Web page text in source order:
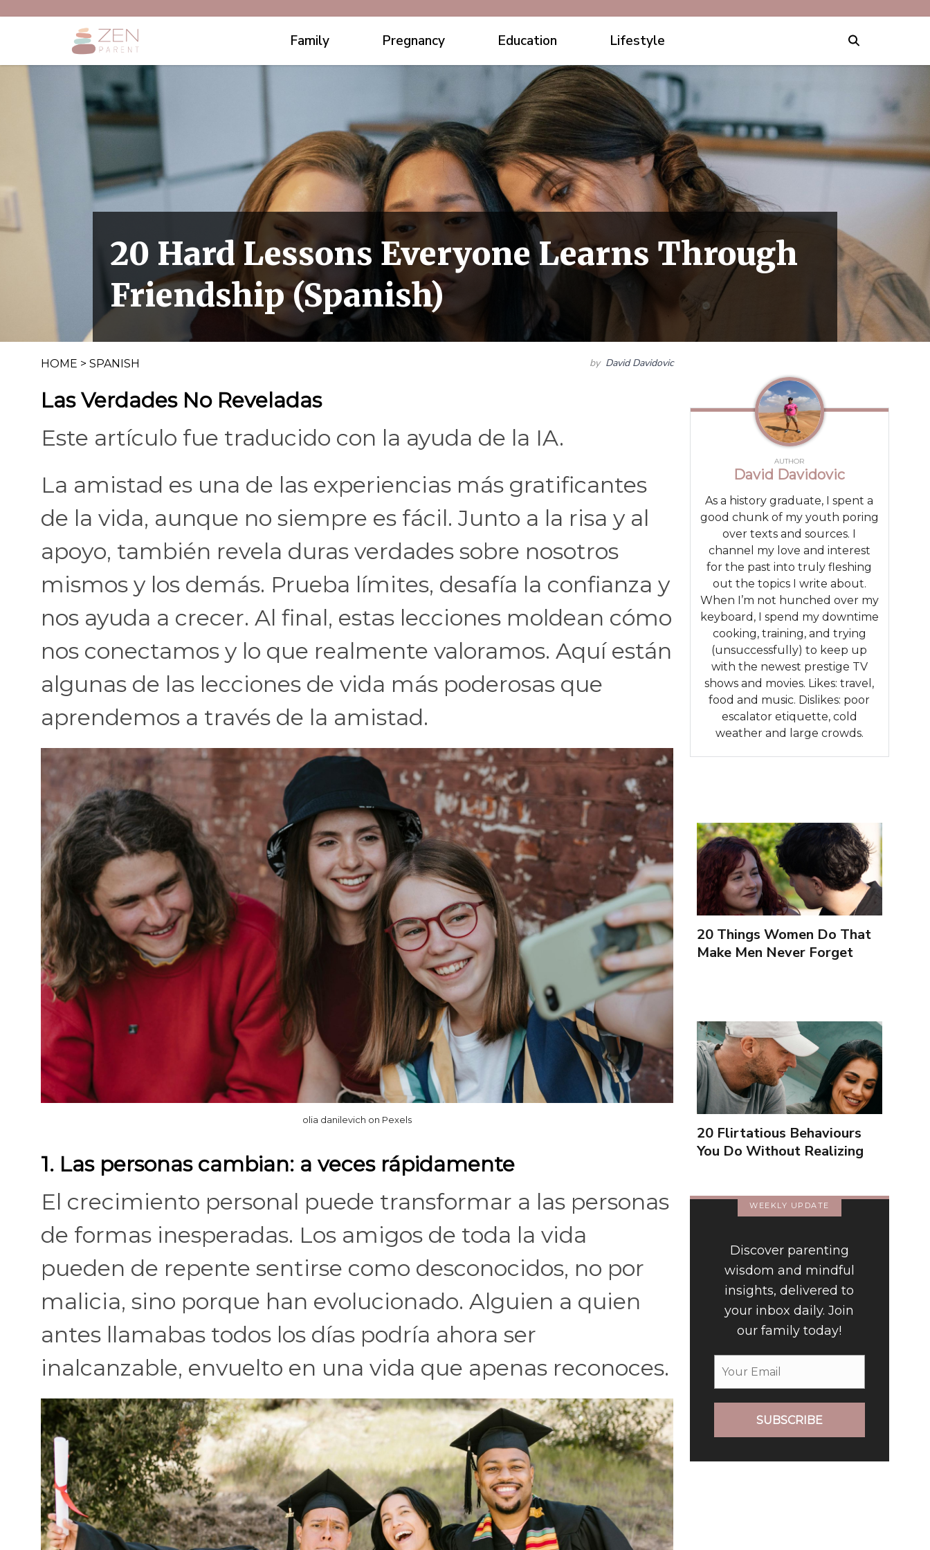
Family Pregnancy Education Lifestyle
20 Hard Lessons Everyone Learns Through
Friendship (Spanish)
HOME > SPANISH by David Davidovic
Las Verdades No Reveladas
Este artículo fue traducido con la ayuda de la IA.
La amistad es una de las experiencias más gratificantes
de la vida, aunque no siempre es fácil. Junto a la risa y al
apoyo, también revela duras verdades sobre nosotros
mismos y los demás. Prueba límites, desafía la confianza y
nos ayuda a crecer. Al final, estas lecciones moldean cómo
nos conectamos y lo que realmente valoramos. Aquí están
algunas de las lecciones de vida más poderosas que
aprendemos a través de la amistad.
olia danilevich on Pexels
1. Las personas cambian: a veces rápidamente
El crecimiento personal puede transformar a las personas
de formas inesperadas. Los amigos de toda la vida
pueden de repente sentirse como desconocidos, no por
malicia, sino porque han evolucionado. Alguien a quien
antes llamabas todos los días podría ahora ser
inalcanzable, envuelto en una vida que apenas reconoces.
AUTHOR
David Davidovic
As a history graduate, I spent a
good chunk of my youth poring
over texts and sources. I
channel my love and interest
for the past into truly fleshing
out the topics I write about.
When I’m not hunched over my
keyboard, I spend my downtime
cooking, training, and trying
(unsuccessfully) to keep up
with the newest prestige TV
shows and movies. Likes: travel,
food and music. Dislikes: poor
escalator etiquette, cold
weather and large crowds.
20 Things Women Do That
Make Men Never Forget
20 Flirtatious Behaviours
You Do Without Realizing
WEEKLY UPDATE
Discover parenting
wisdom and mindful
insights, delivered to
your inbox daily. Join
our family today!
SUBSCRIBE